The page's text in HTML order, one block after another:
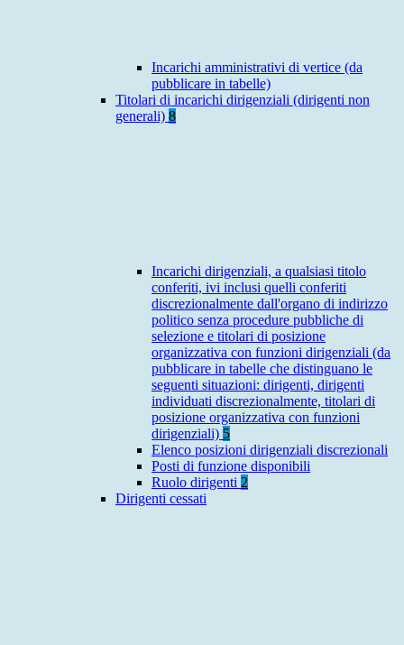
Incarichi amministrativi di vertice (da
pubblicare in tabelle)
Titolari di incarichi dirigenziali (dirigenti non
generali) 8
Incarichi dirigenziali, a qualsiasi titolo
conferiti, ivi inclusi quelli conferiti
discrezionalmente dall'organo di indirizzo
politico senza procedure pubbliche di
selezione e titolari di posizione
organizzativa con funzioni dirigenziali (da
pubblicare in tabelle che distinguano le
seguenti situazioni: dirigenti, dirigenti
individuati discrezionalmente, titolari di
posizione organizzativa con funzioni
dirigenziali) 5
Elenco posizioni dirigenziali discrezionali
Posti di funzione disponibili
Ruolo dirigenti 2
Dirigenti cessati